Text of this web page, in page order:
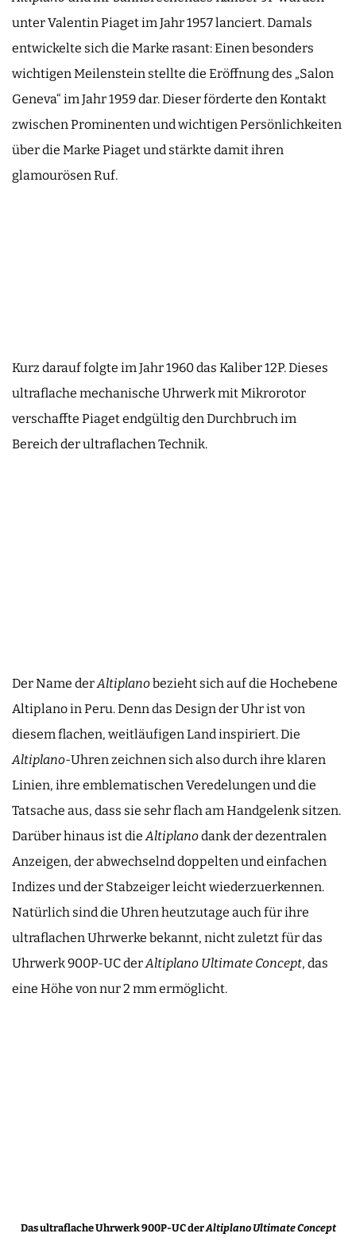
unter Valentin Piaget im Jahr 1957 lanciert. Damals
entwickelte sich die Marke rasant: Einen besonders
wichtigen Meilenstein stellte die Eröffnung des „Salon
Geneva“ im Jahr 1959 dar. Dieser förderte den Kontakt
zwischen Prominenten und wichtigen Persönlichkeiten
über die Marke Piaget und stärkte damit ihren
glamourösen Ruf.
Kurz darauf folgte im Jahr 1960 das Kaliber 12P. Dieses
ultraflache mechanische Uhrwerk mit Mikrorotor
verschaffte Piaget endgültig den Durchbruch im
Bereich der ultraflachen Technik.
Der Name derAltiplanobezieht sich auf die Hochebene
Altiplano in Peru. Denn das Design der Uhr ist von
diesem flachen, weitläufigen Land inspiriert. Die
Altiplano-Uhren zeichnen sich also durch ihre klaren
Linien, ihre emblematischen Veredelungen und die
Tatsache aus, dass sie sehr flach am Handgelenk sitzen.
Darüber hinaus ist dieAltiplanodank der dezentralen
Anzeigen, der abwechselnd doppelten und einfachen
Indizes und der Stabzeiger leicht wiederzuerkennen.
Natürlich sind die Uhren heutzutage auch für ihre
ultraflachen Uhrwerke bekannt, nicht zuletzt für das
Uhrwerk 900P-UC derAltiplano Ultimate Concept, das
eine Höhe von nur 2 mm ermöglicht.
Das ultraflache Uhrwerk 900P-UC derAltiplano Ultimate Concept